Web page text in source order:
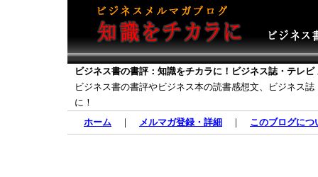
ビジネス書の書評：知識をチカラに！ビジネス誌・テレビ
ビジネス書の書評やビジネス本の読書感想文、ビジネス
に！
ホーム ｜ メルマガ登録・詳細 ｜ このブログにつ